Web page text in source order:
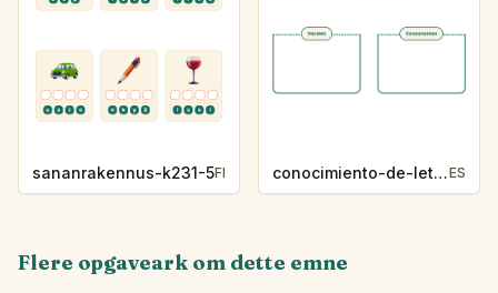
sananrakennus-k231-5FI conocimiento-de-letras-k230-5ES
Flere opgaveark om dette emne